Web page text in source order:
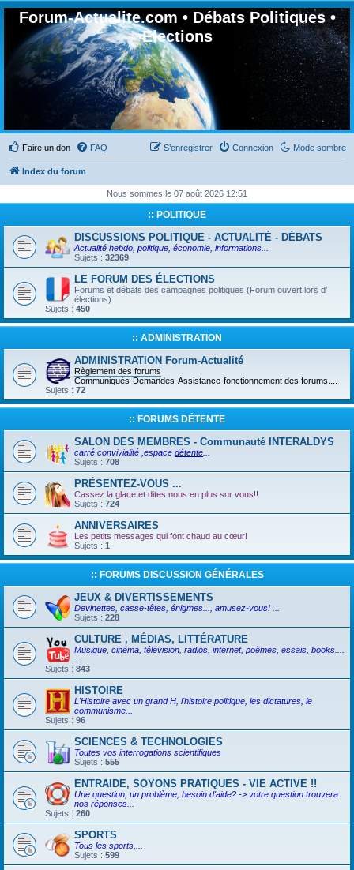
Forum-Actualite.com • Débats Politiques •
Elections
Faire un don Mode sombre
FAQ Connexion
S’enregistrer
Index du forum
Nous sommes le 07 août 2026 12:51
:: POLITIQUE
DISCUSSIONS POLITIQUE - ACTUALITÉ - DÉBATS
Actualité hebdo, politique, économie, informations...
Sujets : 32369
LE FORUM DES ÉLECTIONS
Forums et débats des campagnes politiques (Forum ouvert lors d'
élections)
Sujets : 450
:: ADMINISTRATION
ADMINISTRATION Forum-Actualité
Règlement des forums
Communiqués-Demandes-Assistance-fonctionnement des forums....
Sujets : 72
:: FORUMS DÉTENTE
SALON DES MEMBRES - Communauté INTERALDYS
carré convivialité ,espace détente
Sujets : 708
PRÉSENTEZ-VOUS ...
Cassez la glace et dites nous en plus sur vous!!
Sujets : 724
ANNIVERSAIRES
Les petits messages qui font chaud au cœur!
Sujets : 1
:: FORUMS DISCUSSION GÉNÉRALES
JEUX & DIVERTISSEMENTS
Devinettes, casse-têtes, énigmes..., amusez-vous! ...
Sujets : 228
CULTURE , MÉDIAS, LITTÉRATURE
Musique, cinéma, télévision, radios, internet, poèmes, essais, books....
Sujets : 843
HISTOIRE
L'Histoire avec un grand H, l'histoire politique, les dictatures, le
communisme...
Sujets : 96
SCIENCES & TECHNOLOGIES
Toutes vos interrogations scientifiques
Sujets : 555
ENTRAIDE, SOYONS PRATIQUES - VIE ACTIVE !!
Une question, un problème, besoin d'aide? -> votre question trouvera
nos réponses...
Sujets : 260
SPORTS
Tous les sports,...
Sujets : 599